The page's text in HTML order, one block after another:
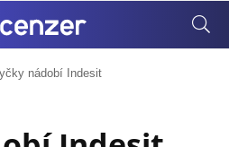
nádobí Indesit